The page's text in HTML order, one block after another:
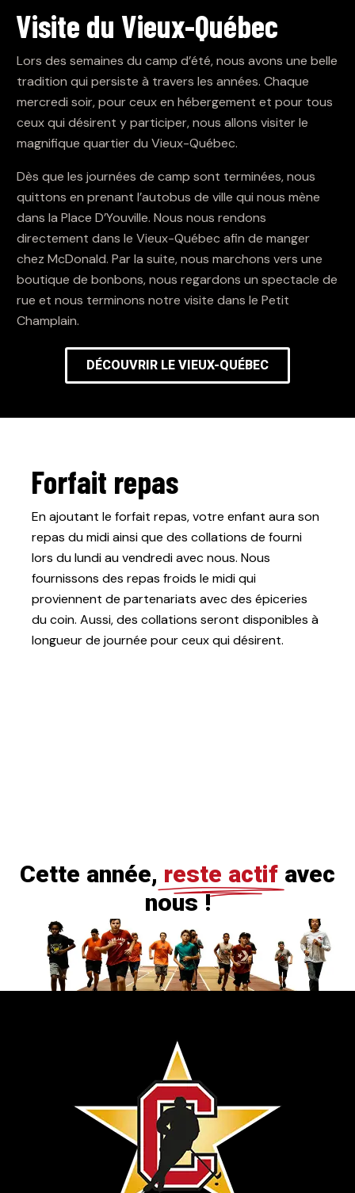
Visite du Vieux-Québec
Lors des semaines du camp d’été, nous avons une belle
tradition qui persiste à travers les années. Chaque
mercredi soir, pour ceux en hébergement et pour tous
ceux qui désirent y participer, nous allons visiter le
magnifique quartier du Vieux-Québec.
Dès que les journées de camp sont terminées, nous
quittons en prenant l’autobus de ville qui nous mène
dans la Place D’Youville. Nous nous rendons
directement dans le Vieux-Québec afin de manger
chez McDonald. Par la suite, nous marchons vers une
boutique de bonbons, nous regardons un spectacle de
rue et nous terminons notre visite dans le Petit
Champlain.
DÉCOUVRIR LE VIEUX-QUÉBEC
Forfait repas
En ajoutant le forfait repas, votre enfant aura son
repas du midi ainsi que des collations de fourni
lors du lundi au vendredi avec nous. Nous
fournissons des repas froids le midi qui
proviennent de partenariats avec des épiceries
du coin. Aussi, des collations seront disponibles à
longueur de journée pour ceux qui désirent.
Cette année, reste actif avec
nous !